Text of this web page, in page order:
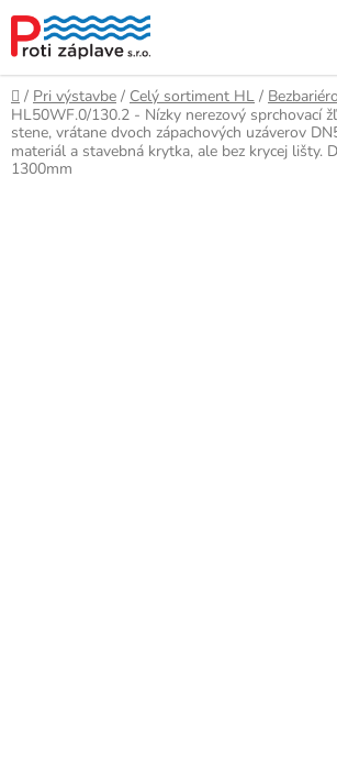
obsah
Domov
/ Pri výstavbe / Celý sortiment HL /
HL50WF.0/130.2 - Nízky nerezový sprchovací
stene, vrátane dvoch zápachových uzáverov
materiál a stavebná krytka, ale bez krycej lišty.
1300mm